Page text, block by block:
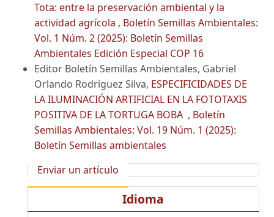
Tota: entre la preservación ambiental y la
actividad agrícola , Boletín Semillas Ambientales:
Vol. 1 Núm. 2 (2025): Boletín Semillas
Ambientales Edición Especial COP 16
Editor Boletín Semillas Ambientales, Gabriel
Orlando Rodriguez Silva, ESPECIFICIDADES DE
LA ILUMINACIÓN ARTIFICIAL EN LA FOTOTAXIS
POSITIVA DE LA TORTUGA BOBA , Boletín
Semillas Ambientales: Vol. 19 Núm. 1 (2025):
Boletín Semillas ambientales
Enviar un artículo
Idioma